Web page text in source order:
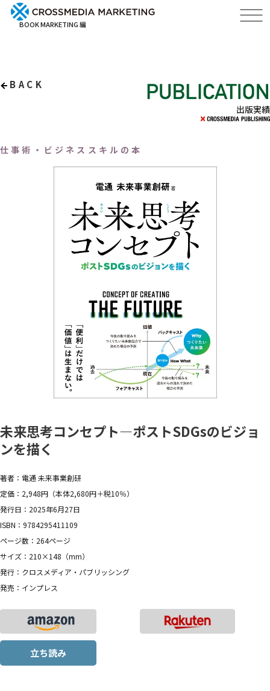
BOOK MARKETING 編
BACK
出版実績
仕事術・ビジネススキルの本
未来思考コンセプト―ポストSDGsのビジョ
ンを描く
著者：電通 未来事業創研
定価：2,948円（本体2,680円＋税10％）
発行日：2025年6月27日
ISBN：9784295411109
ページ数：264ページ
サイズ：210×148（mm）
発行：クロスメディア・パブリッシング
発売：インプレス
立ち読み